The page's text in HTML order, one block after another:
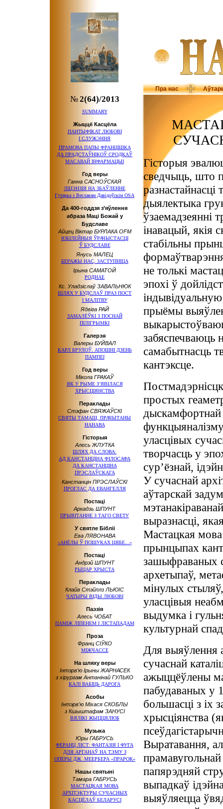
Пра нас
№2(64)/2013
SUMMARY
Жыццё Касцёла
ПАНТЫФІКАТ ЛЮБОВІ
І СЛУЖЭННЯ
ПРАМОВА ПАПЫ ФРАНЦІШКА
ДА ПРАДСТАЎНІКОЎ СРОДКАЎ
МАСАВАЙ ІНФАРМАЦЫІ
Год веры
Ганна САСНОЎСКАЯ
ЛІЦЭНЗІЯ НА ЗБАЎЛЕННЕ
Гутарка з Веславам Давідоўскім OSA
Да 400-годдзя з’яўлення
абраза Маці Божай у
Будславе
Айцец Віктар БУРЛАКА OFM
ЮБІЛЕЙНЫЯ ЎРАЧЫСТАСЦІ
Ў БУДСЛАВЕ
Янусь МАЛЕЦ
БЕРАЖЫ НАС, ЗАСТУПНІЦА
Ірына САМАТОЙ
РОДНАЕ
Кс. Уладзіслаў ЗАВАЛЬНЮК
ШЛЯХ У БУДСЛАЎ ПРАЗ ПОСТ
І МАЛІТВУ
Ядвіга РАЙ
ЗАМАЛЁЎКІ З ПОСНАЙ
ПІЛІГРЫМКІ
Галерэя
Валеры БУЙВАЛ
КАРЛ БРУЛОЎ. АПОШНІ ДЗЕНЬ
ПАМПЕІ
Год веры
Мікола ГРАКАЎ
ЯК У РЫМЕ З’ЯВІЛАСЯ
ХРЫСЦІЯНСТВА
Пераклады
Стэфан СВЯЖАЎСКІ
СВЯТЫ ТАМАШ, ПРАЧЫТАНЫ
НАНАВА
Гісторыя
Алесь ЖЛУТКА
ШЛЯХ ДА СЛОВА:
АД КАНСТАНЦІНА ФІЛОСАФА
ДА КАНСТАНЦІНА
ПРЭСЛАЎСКАГА
Канстанцін ПРЭСЛАЎСКІ
ПРОГЛАС ДА ЕВАНГЕЛЛЯ
Постаці
Аркадзь ШПУНТ
ПРЫВІТАННЕ З ТАГО СВЕТУ
У святле Бібліі
Ева ЛЯВОНАВА
«АНЁЛЫ Ў ПОШУКАХ ЦЯБЕ...»
Постаці
Андрэй ШПУНТ
РЫЦАР ХРЫСТА
Пераклады
Клайв Стэйплз ЛЬЮІС
ЧАТЫРЫ ВІДЫ ЛЮБОВІ
Паэзія
Алесь ЧОБАТ
ПАМІЖ ЛІПЕНЕМ І ЛІСТАПАДАМ
Проза
Франц СІЎКО
МІЖЧАССЕ
На шляху веры
Інтэрв’ю Iрыны ЖАРНАСЕК
з хірургам Антанінай ГУЛЬКО
КАЛІ ВАБІЦЬ ДАРОГА
Асобы
Інтэрв’ю Міхася СКОБЛЫ
з Кшыштафам ЗАНУСІ
ВЯЛІКІ ЖЫЦЦЯЛЮБ
Музыка
Юры ГАБРУСЬ
ФЕРАНЦ ЛІСТ: ФАНТАЗІЯ І ФУГА
ДЛЯ АРГАНАЎ НА ТЭМУ З
ОПЕРЫ ДЖ. МЕЕРБЕРА «ПРАРОК»
Нашы святыні
Тамара ГАБРУСЬ
МАСТАЦКАЯ МОВА
АРХІТЭКТУРЫ СУЧАСНЫХ
КАСЦЁЛАЎ БЕЛАРУСІ
Гісторыя
сведчыць, што
разнастайнасці
дыялектыка
ўзаемадзеянні
інавацый, якія
стабільны
не толькі
эпохі ў
прыёмы
забяспечваюць
самабытнасць
кантэксце.
простых
дыскамфортнай
уласцівых
творчасць у
сур’ёзнай,
У сучаснай
аўтарскай
выразнасці,
Мастацкая
прынцыпах
зашыфраваных
архетыпаў,
мінулых
уласцівыя
выдумка і
культурнай
Для выяўлення
сучаснай
ажыццёўлены
пабудаваных у
большасці з іх
хрысціянства
Выратавання,
папярэдняй
выпадкаў
выяўляецца